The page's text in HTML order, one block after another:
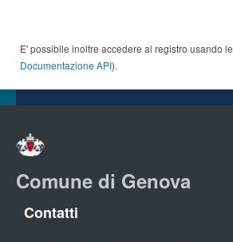
E' possibile inoltre accedere al registro usando le
Documentazione API).
Comune di Genova
Contatti